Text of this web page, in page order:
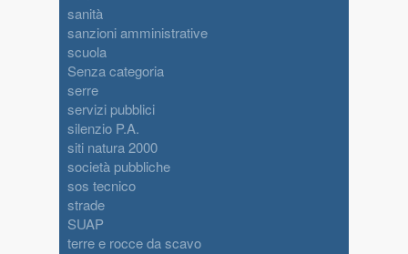
sanità
sanzioni amministrative
scuola
Senza categoria
serre
servizi pubblici
silenzio P.A.
siti natura 2000
società pubbliche
sos tecnico
strade
SUAP
terre e rocce da scavo